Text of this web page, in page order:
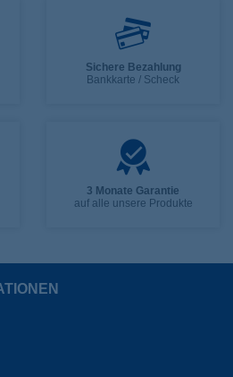
Sichere Bezahlung
Bankkarte / Scheck
3 Monate Garantie
auf alle unsere Produkte